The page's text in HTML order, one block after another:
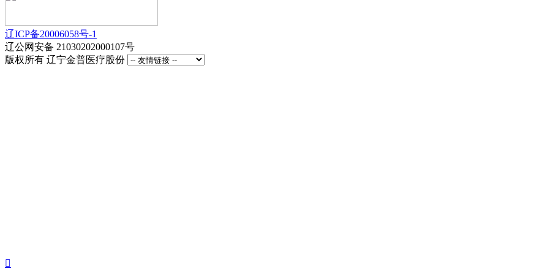
辽ICP备20006058号-1
辽公网安备 21030202000107号
版权所有 辽宁金普医疗股份
